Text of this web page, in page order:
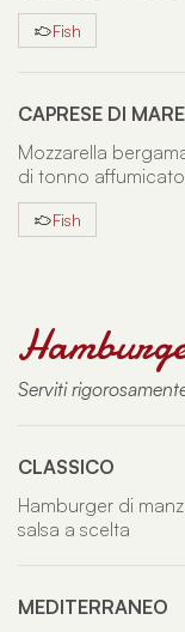
Fish
CAPRESE DI MARE
Mozzarella
di tonno affumicato
Fish
Serviti
CLASSICO
Hamburger di
salsa a scelta
MEDITERRANEO